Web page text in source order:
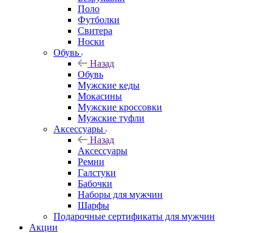
Поло
Футболки
Свитера
Носки
Обувь
Назад
Обувь
Мужские кеды
Мокасины
Мужские кроссовки
Мужские туфли
Аксессуары
Назад
Аксессуары
Ремни
Галстуки
Бабочки
Наборы для мужчин
Шарфы
Подарочные сертификаты для мужчин
Акции